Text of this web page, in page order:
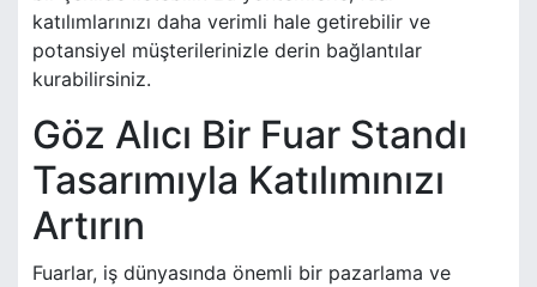
katılımlarınızı daha verimli hale getirebilir ve
potansiyel müşterilerinizle derin bağlantılar
kurabilirsiniz.
Göz Alıcı Bir Fuar Standı
Tasarımıyla Katılımınızı
Artırın
Fuarlar, iş dünyasında önemli bir pazarlama ve